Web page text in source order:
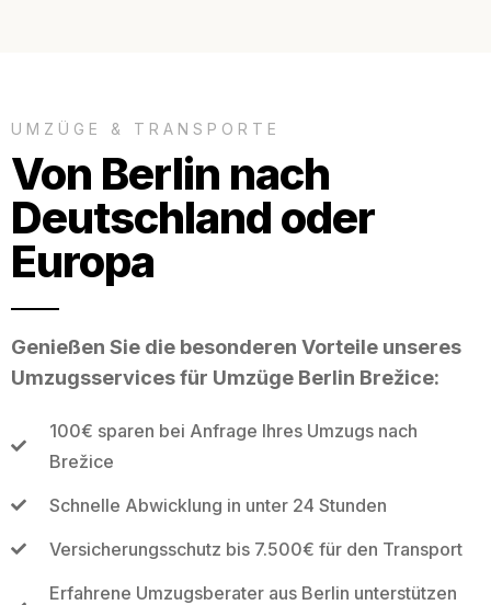
UMZÜGE & TRANSPORTE
Von Berlin nach
Deutschland oder
Europa
Genießen Sie die besonderen Vorteile unseres
Umzugsservices für Umzüge Berlin Brežice:
100€ sparen bei Anfrage Ihres Umzugs nach
Brežice
Schnelle Abwicklung in unter 24 Stunden
Versicherungsschutz bis 7.500€ für den Transport
Erfahrene Umzugsberater aus Berlin unterstützen